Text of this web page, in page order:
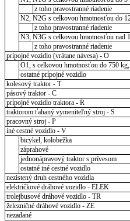
z toho pravostranné riadenie
N2, N2G s celkovou hmotnosťou do
z toho pravostranné riadenie
N3, N3G s celkovou hmotnosťou nad
z toho pravostranné riadenie
prípojné vozidlo (vrátane návesa) - O
O1, s celkovou hmotnosťou do 750 kg,
ostatné prípojné vozidlo
kolesový traktor - T
pásový traktor - C
prípojné vozidlo traktora - R
traktorom ťahaný vymeniteľný stroj - S
pracovný stroj - P
iné cestné vozidlo - V
bicykel, kolobežka
záprahové
jednonápravový traktor s prívesom
ostatné iné cestné vozidlo
nezistený druh cestného vozidla
električkové dráhové vozidlo - ELEK
trolejbusové dráhové vozidlo - TR
železničné dráhové vozidlo - ZE
nezadané